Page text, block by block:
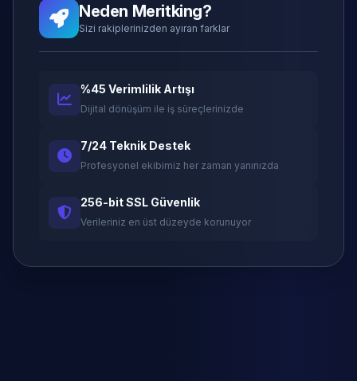
Neden Meritking?
Sizi rakiplerinizden ayıran farklar
%45 Verimlilik Artışı
Dijital dönüşüm ile iş süreçlerinizde
7/24 Teknik Destek
Profesyonel ekibimiz her zaman yanınızda
256-bit SSL Güvenlik
Verileriniz en üst düzeyde korunuyor